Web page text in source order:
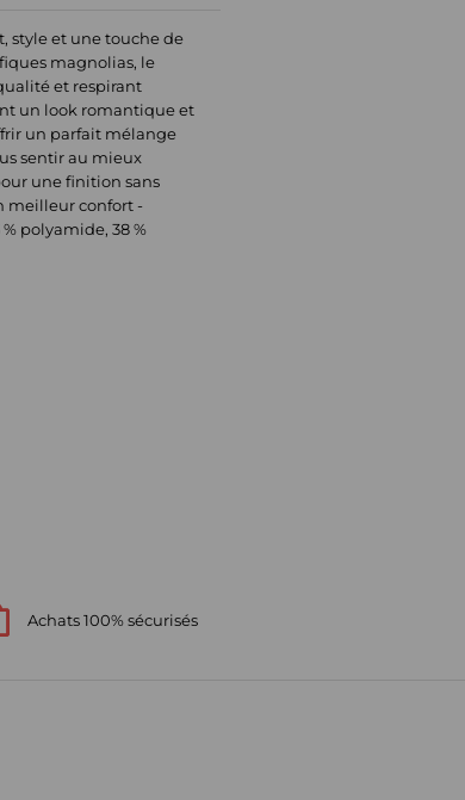
style et une touche de
magnolias, le
et respirant
un look romantique et
un parfait mélange
sentir au mieux
une finition sans
meilleur confort -
polyamide, 38 %
Achats 100% sécurisés